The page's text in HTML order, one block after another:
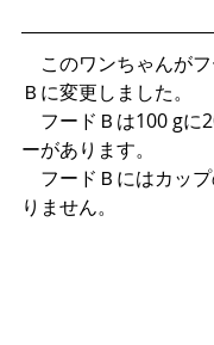
このワンちゃんが
Ｂに変更しました。
フードＢは100 gに
ーがあります。
フードＢにはカッ
りません。